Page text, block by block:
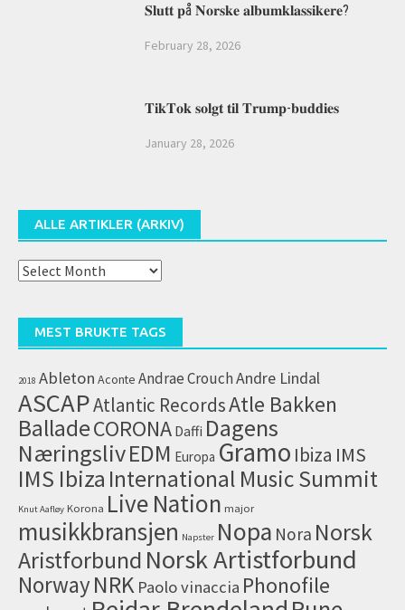
𝐒𝐥𝐮𝐭𝐭 𝐩å 𝐍𝐨𝐫𝐬𝐤𝐞 𝐚𝐥𝐛𝐮𝐦𝐤𝐥𝐚𝐬𝐬𝐢𝐤𝐞𝐫𝐞?
February 28, 2026
𝐓𝐢𝐤𝐓𝐨𝐤 𝐬𝐨𝐥𝐠𝐭 𝐭𝐢𝐥 𝐓𝐫𝐮𝐦𝐩-𝐛𝐮𝐝𝐝𝐢𝐞𝐬
January 28, 2026
ALLE ARTIKLER (ARKIV)
Alle
MEST BRUKTE TAGS
2018 Ableton Aconte Andrae CrouchAndre Lindal
ASCAPAtlantic RecordsAtle Bakken
BalladeCORONA Daffi Dagens
NæringslivEDM Europa Gramo Ibiza IMS
IMS Ibiza International Music Summit
Knut Aafløy Korona Live Nation major
musikkbransjen Napster Nopa Nora Norsk
Aristforbund Norsk Artistforbund
NorwayNRK Paolo vinaccia Phonofile